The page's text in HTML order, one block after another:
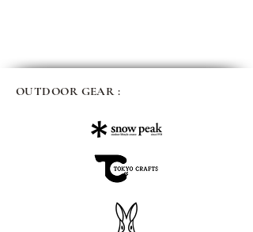
OUTDOOR GEAR :